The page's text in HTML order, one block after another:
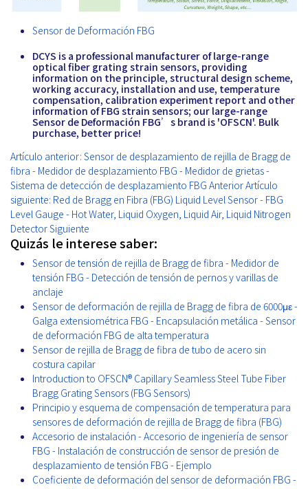
Sensor de Deformación FBG
DCYS is a professional manufacturer of large-range
optical fiber grating strain sensors, providing
information on the principle, structural design scheme,
working accuracy, installation and use, temperature
compensation, calibration experiment report and other
information of FBG strain sensors; our large-range
Sensor de Deformación FBG’s brand is 'OFSCN'. Bulk
purchase, better price!
Artículo anterior: Sensor de desplazamiento de rejilla de Bragg de
fibra - Medidor de desplazamiento FBG - Medidor de grietas -
Sistema de detección de desplazamiento FBG AnteriorArtículo
siguiente: Red de Bragg en Fibra (FBG) Liquid Level Sensor - FBG
Level Gauge - Hot Water, Liquid Oxygen, Liquid Air, Liquid Nitrogen
DetectorSiguiente
Quizás le interese saber:
Sensor de tensión de rejilla de Bragg de fibra - Medidor de
tensión FBG - Detección de tensión de pernos y varillas de
anclaje
Sensor de deformación de rejilla de Bragg de fibra de 6000με -
Galga extensiométrica FBG - Encapsulación metálica - Sensor
de deformación FBG de alta temperatura
Sensor de rejilla de Bragg de fibra de tubo de acero sin
costura capilar
Introduction to OFSCN® Capillary Seamless Steel Tube Fiber
Bragg Grating Sensors (FBG Sensors)
Principio y esquema de compensación de temperatura para
sensores de deformación de rejilla de Bragg de fibra (FBG)
Accesorio de instalación - Accesorio de ingeniería de sensor
FBG - Instalación de construcción de sensor de presión de
desplazamiento de tensión FBG - Ejemplo
Coeficiente de deformación del sensor de deformación FBG -